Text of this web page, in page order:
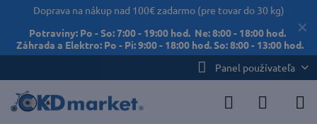
✕
Doprava na nákup nad 100€ zadarmo (pre tovar do 30 kg)
Potraviny: Po - So: 7:00 - 19:00 hod. Ne: 8:00 - 18:00 hod.
Záhrada a Elektro: Po - Pi: 9:00 - 18:00 hod. So: 8:00 - 13:00 hod.
Panel používateľa